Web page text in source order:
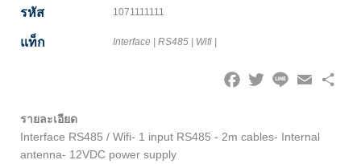
รหัส 1071111111
แท็ก Interface| RS485| Wifi|
รายละเอียด
Interface RS485 / Wifi- 1 input RS485 - 2m cables- Internal
antenna- 12VDC power supply